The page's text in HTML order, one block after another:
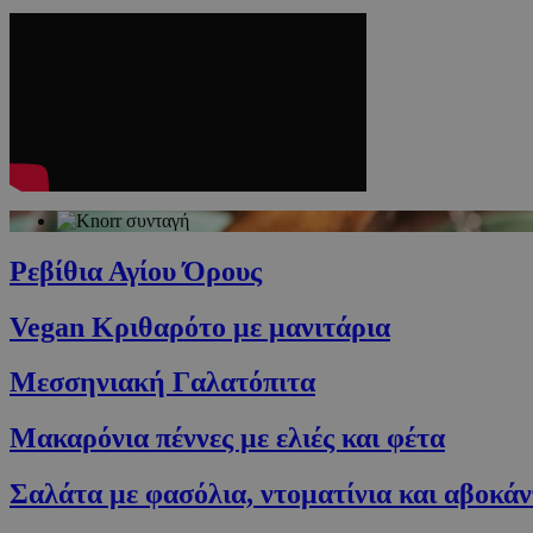
Ρεβίθια Αγίου Όρους
Vegan Κριθαρότο με μανιτάρια
Μεσσηνιακή Γαλατόπιτα
Μακαρόνια πέννες με ελιές και φέτα
Σαλάτα με φασόλια, ντοματίνια και